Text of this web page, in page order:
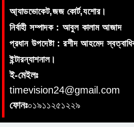
আ্যাডভোকেট,জজ কোর্ট,যশোর।
নির্বাহী সম্পাদক : আবুল কালাম আজাদ
প্রধান উপদেষ্টা : রশীদ আহমেদ
ইন্টারন্যাশনাল।
ই-মেইলঃ
timevision24@gmail.com
ফোনঃ০১৯১১২৫১২২৯